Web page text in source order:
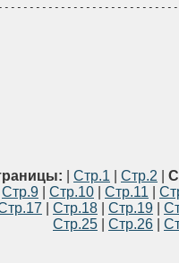
Стр.1 Стр.2
Стр.9
Стр.10 Стр.11
Стр.18 Стр.19
Стр.25
Стр.26